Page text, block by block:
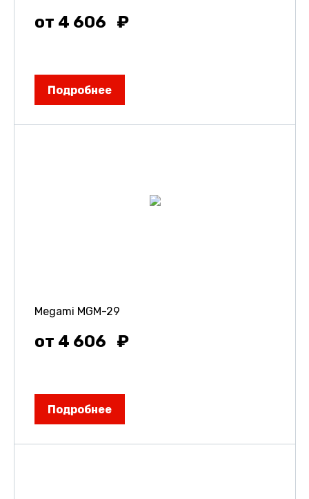
от 4 606
Подробнее
Megami MGM-29
от 4 606
Подробнее